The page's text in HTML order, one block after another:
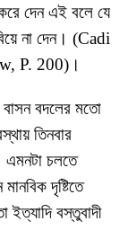
দেন এই বলে যে
না দেন। (Cadi
P. 200)।
বাসন বদলের মতো
তিনবার
এমনটা চলতে
দৃষ্টিতে
বস্তুবাদী